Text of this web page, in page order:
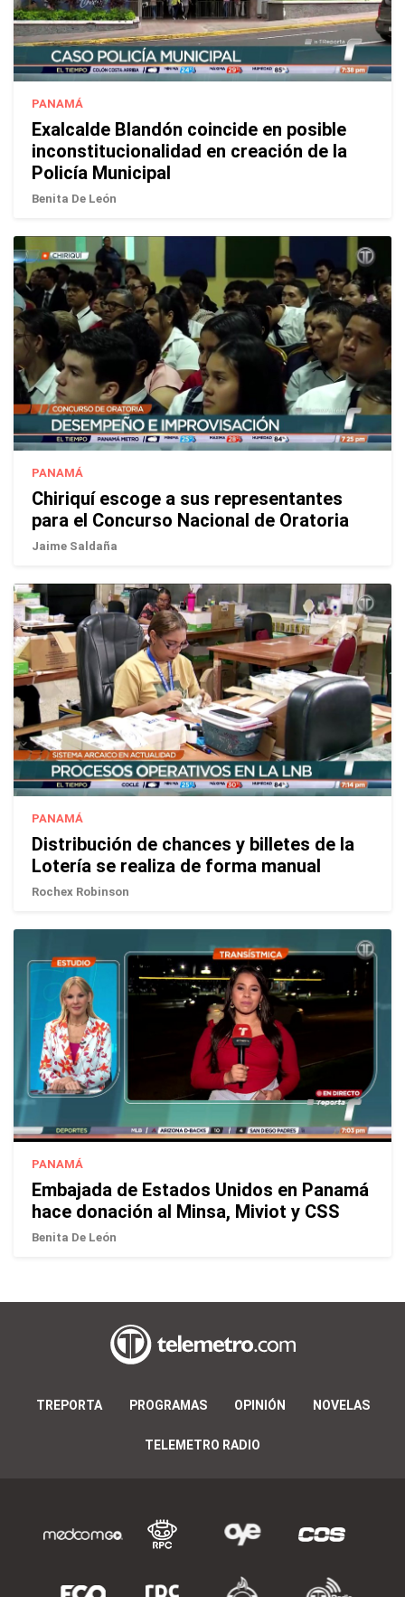
PANAMÁ
Exalcalde Blandón coincide en posible
inconstitucionalidad en creación de la
Policía Municipal
Benita De León
PANAMÁ
Chiriquí escoge a sus representantes
para el Concurso Nacional de Oratoria
Jaime Saldaña
PANAMÁ
Distribución de chances y billetes de la
Lotería se realiza de forma manual
Rochex Robinson
PANAMÁ
Embajada de Estados Unidos en Panamá
hace donación al Minsa, Miviot y CSS
Benita De León
TREPORTA PROGRAMAS OPINIÓN NOVELAS
TELEMETRO RADIO